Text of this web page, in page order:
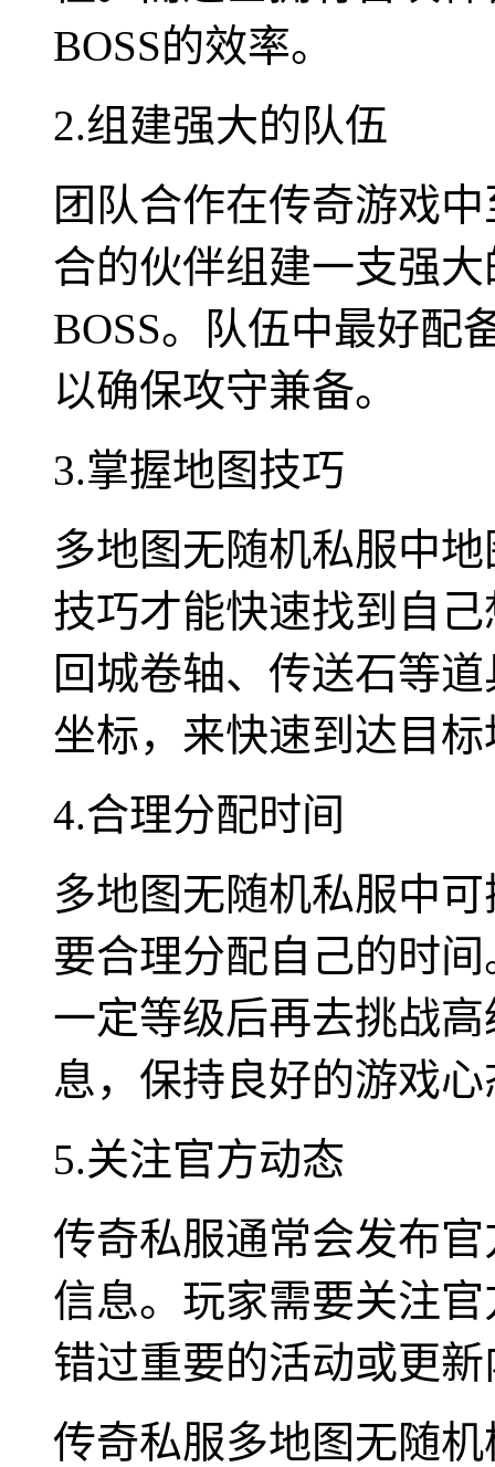
BOSS的效率。
2.组建强大的队伍
团队合作在传奇游戏
合的伙伴组建一支强
BOSS。队伍中最好配
以确保攻守兼备。
3.掌握地图技巧
多地图无随机私服中
技巧才能快速找到自
回城卷轴、传送石等
坐标，来快速到达目
4.合理分配时间
多地图无随机私服中
要合理分配自己的时
一定等级后再去挑战
息，保持良好的游戏
5.关注官方动态
传奇私服通常会发布
信息。玩家需要关注
错过重要的活动或更
传奇私服多地图无随